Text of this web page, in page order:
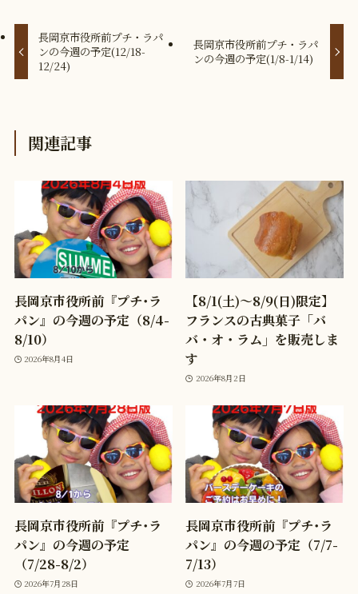
長岡京市役所前プチ・ラパ
ンの今週の予定(12/18-
12/24)
長岡京市役所前プチ・ラパ
ンの今週の予定(1/8-1/14)
関連記事
長岡京市役所前『プチ･ラ
パン』の今週の予定（8/4-
8/10）
2026年8月4日
【8/1(土)〜8/9(日)限定】
フランスの古典菓子「バ
バ・オ・ラム」を販売しま
す
2026年8月2日
長岡京市役所前『プチ･ラ
パン』の今週の予定
（7/28-8/2）
2026年7月28日
長岡京市役所前『プチ･ラ
パン』の今週の予定（7/7-
7/13）
2026年7月7日